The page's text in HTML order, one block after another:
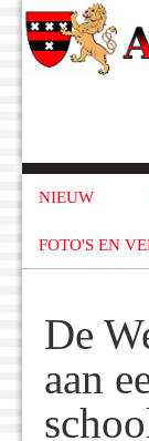
NIEUW
FOTO'S EN
De
aan